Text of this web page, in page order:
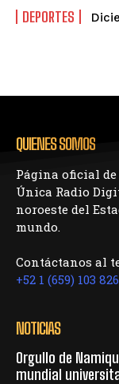
DEPORTES
QUIENES SOMOS
Página oficial
Única Radio
noroeste del
mundo.
Contáctanos al
+52 1 (659) 103
NOTICIAS
Orgullo de
mundial